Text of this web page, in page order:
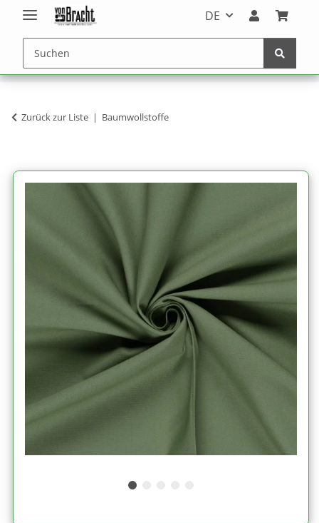
DE
Zurück zur Liste Baumwollstoffe